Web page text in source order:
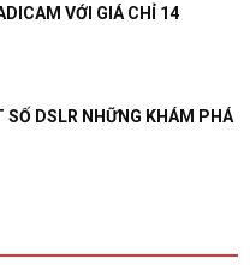
VỚI GIÁ CHỈ 14
SỐ DSLR NHỮNG KHÁM PHÁ